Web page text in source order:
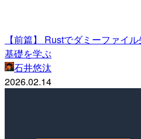
【前篇】 Rustでダミーファイ
基礎を学ぶ
石井悠汰
2026.02.14